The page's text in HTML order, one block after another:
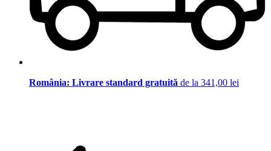
România: Livrare standard gratuită de la 341,00 lei